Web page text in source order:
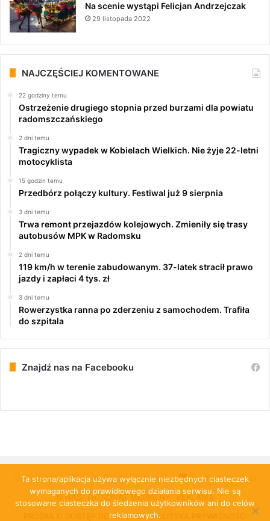
Na scenie wystąpi Felicjan Andrzejczak
29 listopada 2022
NAJCZĘŚCIEJ KOMENTOWANE
22 godziny temu
Ostrzeżenie drugiego stopnia przed burzami dla powiatu
radomszczańskiego
2 dni temu
Tragiczny wypadek w Kobielach Wielkich. Nie żyje 22-letni
motocyklista
15 godzin temu
Przedbórz połączy kultury. Festiwal już 9 sierpnia
3 dni temu
Trwa remont przejazdów kolejowych. Zmieniły się trasy
autobusów MPK w Radomsku
2 dni temu
119 km/h w terenie zabudowanym. 37-latek stracił prawo
jazdy i zapłaci 4 tys. zł
3 dni temu
Rowerzystka ranna po zderzeniu z samochodem. Trafiła
do szpitala
Znajdź nas na Facebooku
© Copyright 2026, All Rights Reserved | PulsRadomska.pl
O NAS PATRONAT MEDIALNY
REKLAMA
PROŚBA O DOSTĘP DO DANYCH
POLITYKA PRYWATNOŚCI
Ta strona/aplikacja używa wyłącznie niezbędnych ciasteczek
wymaganych do prawidłowego działania serwisu. Nie są
stosowane ciasteczka do śledzenia użytkowników ani do celów
reklamowych.